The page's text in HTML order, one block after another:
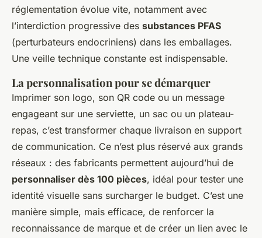
réglementation évolue vite, notamment avec
l’interdiction progressive des substances PFAS
(perturbateurs endocriniens) dans les emballages.
Une veille technique constante est indispensable.
La personnalisation pour se démarquer
Imprimer son logo, son QR code ou un message
engageant sur une serviette, un sac ou un plateau-
repas, c’est transformer chaque livraison en support
de communication. Ce n’est plus réservé aux grands
réseaux : des fabricants permettent aujourd’hui de
personnaliser dès 100 pièces, idéal pour tester une
identité visuelle sans surcharger le budget. C’est une
manière simple, mais efficace, de renforcer la
reconnaissance de marque et de créer un lien avec le